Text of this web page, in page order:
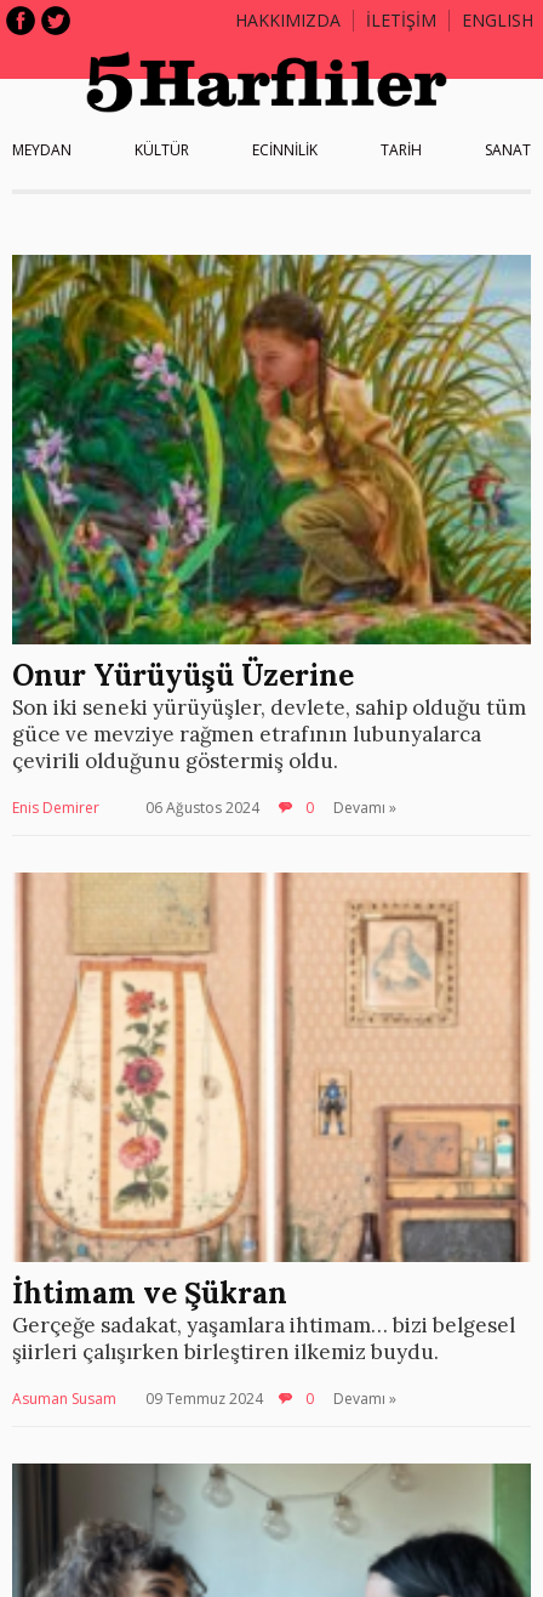
HAKKIMIZDA İLETİŞİM ENGLISH
MEYDAN KÜLTÜR ECİNNİLİK TARİH SANAT
Onur Yürüyüşü Üzerine
Son iki seneki yürüyüşler, devlete, sahip olduğu tüm
güce ve mevziye rağmen etrafının lubunyalarca
çevirili olduğunu göstermiş oldu.
Enis Demirer 06 Ağustos 2024 0 Devamı »
İhtimam ve Şükran
Gerçeğe sadakat, yaşamlara ihtimam… bizi belgesel
şiirleri çalışırken birleştiren ilkemiz buydu.
Asuman Susam 09 Temmuz 2024 0 Devamı »